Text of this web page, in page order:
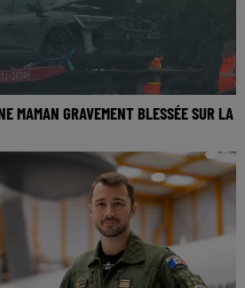
MAMAN GRAVEMENT BLESSÉE SUR LA